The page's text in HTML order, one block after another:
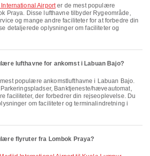
International Airporter de mest populære
Praya. Disse lufthavne tilbyder Rygeområde,
og mange andre faciliteter for at forbedre din
detaljerede oplysninger om faciliteter og
lufthavne for ankomst i Labuan Bajo?
populære ankomstlufthavne i Labuan Bajo.
Banktjeneste/hæveautomat,
faciliteter, der forbedrer din rejseoplevelse. Du
om faciliteter og terminalindretning i
flyruter fra Lombok Praya?